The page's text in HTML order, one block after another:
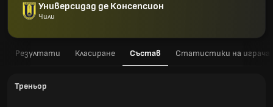
Универсидад де Консепсион
Чили
Резултати Класиране Състав Статистики на играча
Треньор